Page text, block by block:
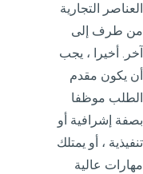
العناصر التجارية
من طرف إلى
آخر. أخيرا ، يجب
أن يكون مقدم
الطلب موظفا
بصفة إشرافية أو
تنفيذية ، أو يمتلك
مهارات عالية